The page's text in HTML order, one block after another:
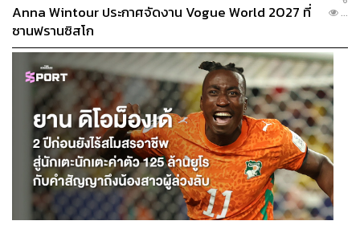
Anna Wintour ประกาศจัดงาน Vogue World 2027 ที่
ซานฟรานซิสโก
...